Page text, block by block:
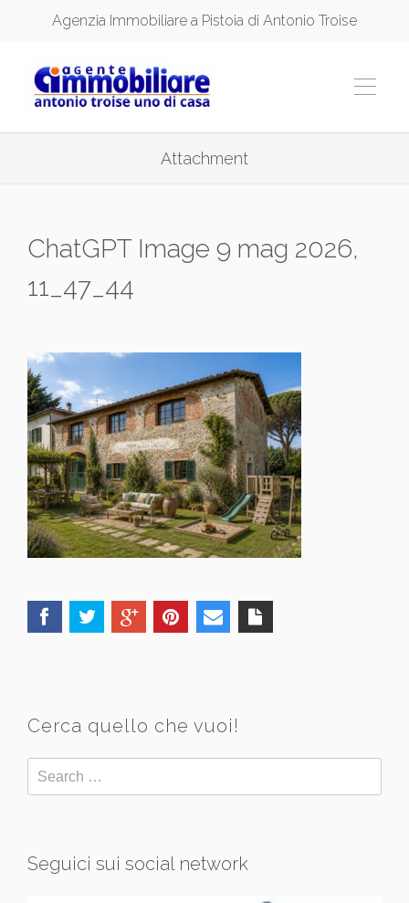
Agenzia Immobiliare a Pistoia di Antonio Troise
Attachment
ChatGPT Image 9 mag 2026,
11_47_44
Cerca quello che vuoi!
Seguici sui social network